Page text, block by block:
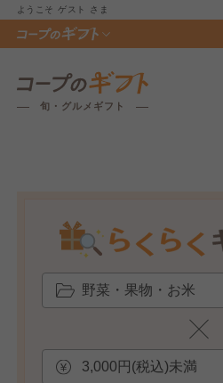
ようこそ ゲスト さま
旬・グルメギフト